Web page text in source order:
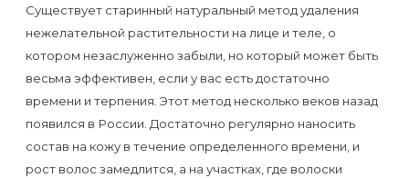
Мужская
депиляция
дизайн
Отзывы
Материалы
и
инструменты
Оборудование
Вопросы-
Блог
Подготовка
к
процедуре
эпиляции
воском
или
КОНТАКТЫ
Существует старинный натуральный метод удаления
нежелательной растительности на лице и теле, о
котором незаслуженно забыли, но который может быть
весьма эффективен, если у вас есть достаточно
времени и терпения. Этот метод несколько веков назад
появился в России. Достаточно регулярно наносить
состав на кожу в течение определенного времени, и
рост волос замедлится, а на участках, где волоски